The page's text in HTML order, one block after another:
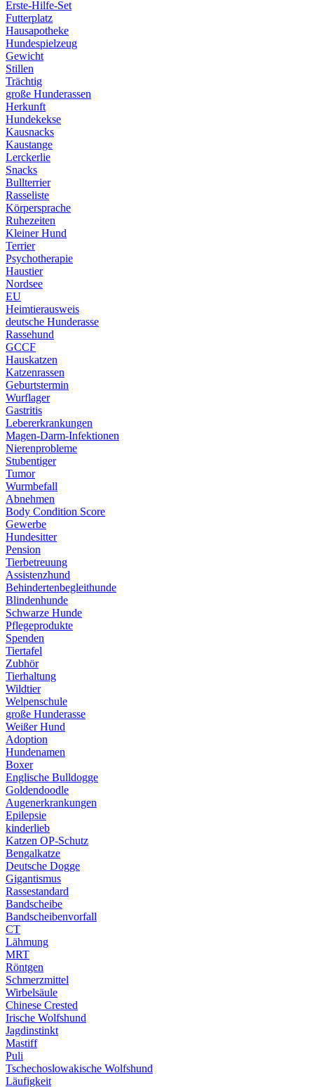
Erste-Hilfe-Set
Futterplatz
Hausapotheke
Hundespielzeug
Gewicht
Stillen
Trächtig
große Hunderassen
Herkunft
Hundekekse
Kausnacks
Kaustange
Lerckerlie
Snacks
Bullterrier
Rasseliste
Körpersprache
Ruhezeiten
Kleiner Hund
Terrier
Psychotherapie
Haustier
Nordsee
EU
Heimtierausweis
deutsche Hunderasse
Rassehund
GCCF
Hauskatzen
Katzenrassen
Geburtstermin
Wurflager
Gastritis
Lebererkrankungen
Magen-Darm-Infektionen
Nierenprobleme
Stubentiger
Tumor
Wurmbefall
Abnehmen
Body Condition Score
Gewerbe
Hundesitter
Pension
Tierbetreuung
Assistenzhund
Behindertenbegleithunde
Blindenhunde
Schwarze Hunde
Pflegeprodukte
Spenden
Tiertafel
Zubhör
Tierhaltung
Wildtier
Welpenschule
große Hunderasse
Weißer Hund
Adoption
Hundenamen
Boxer
Englische Bulldogge
Goldendoodle
Augenerkrankungen
Epilepsie
kinderlieb
Katzen OP-Schutz
Bengalkatze
Deutsche Dogge
Gigantismus
Rassestandard
Bandscheibe
Bandscheibenvorfall
CT
Lähmung
MRT
Röntgen
Schmerzmittel
Wirbelsäule
Chinese Crested
Irische Wolfshund
Jagdinstinkt
Mastiff
Puli
Tschechoslowakische Wolfshund
Läufigkeit